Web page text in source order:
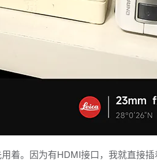
。因为有HDMI接口，我就直接插